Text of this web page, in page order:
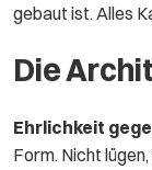
gebaut ist. Alles
Die
Ehrlichkeit
Form. Nicht